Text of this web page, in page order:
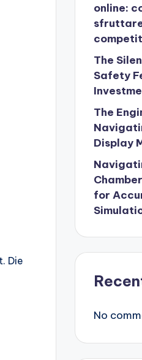
Die
online:
The
Safety
The
Display
for
No